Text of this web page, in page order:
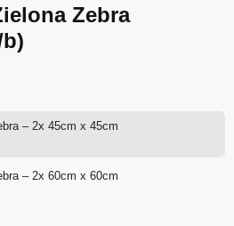
Zebra
zł
– 2x 45cm x 45cm
– 2x 60cm x 60cm